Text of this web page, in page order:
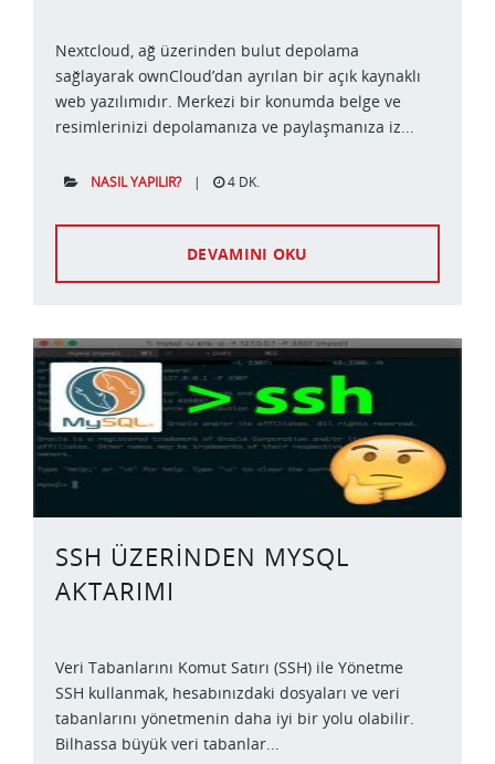
Nextcloud, ağ üzerinden bulut depolama
sağlayarak ownCloud’dan ayrılan bir açık kaynaklı
web yazılımıdır. Merkezi bir konumda belge ve
resimlerinizi depolamanıza ve paylaşmanıza iz...
NASIL YAPILIR? | 4 DK.
DEVAMINI OKU
SSH ÜZERINDEN MYSQL
AKTARIMI
Veri Tabanlarını Komut Satırı (SSH) ile Yönetme
SSH kullanmak, hesabınızdaki dosyaları ve veri
tabanlarını yönetmenin daha iyi bir yolu olabilir.
Bilhassa büyük veri tabanlar...